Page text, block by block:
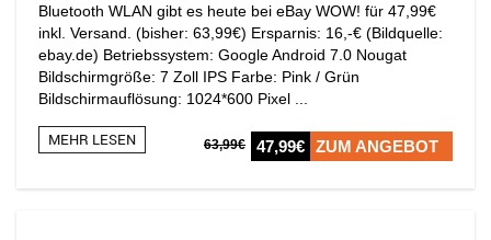
Bluetooth WLAN gibt es heute bei eBay WOW! für 47,99€
inkl. Versand. (bisher: 63,99€) Ersparnis: 16,-€ (Bildquelle:
ebay.de) Betriebssystem: Google Android 7.0 Nougat
Bildschirmgröße: 7 Zoll IPS Farbe: Pink / Grün
Bildschirmauflösung: 1024*600 Pixel ...
MEHR LESEN 63,99€ 47,99€ ZUM ANGEBOT